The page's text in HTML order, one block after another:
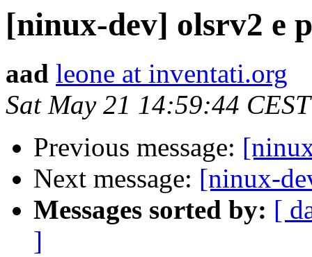
[ninux-dev] olsrv2 e
aad leone at inventati.org
Sat May 21 14:59:44
Previous message:
Next message: [ninux-
Messages sorted by: [
]